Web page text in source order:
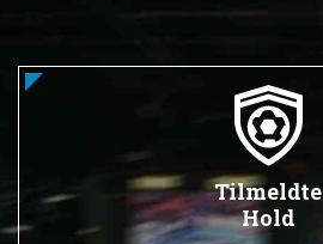
Tilmeldte
Hold